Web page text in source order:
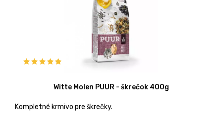
Witte Molen PUUR - škrečok 400g
Kompletné krmivo pre škrečky.